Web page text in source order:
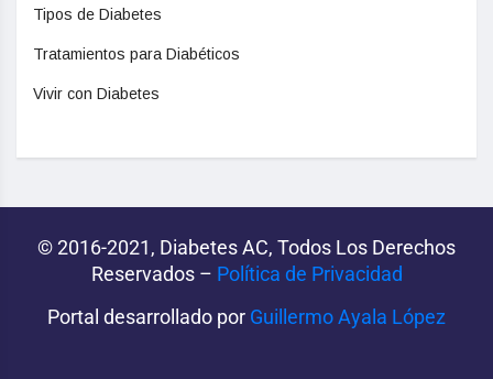
Tipos de Diabetes
Tratamientos para Diabéticos
Vivir con Diabetes
© 2016-2021, Diabetes AC, Todos Los Derechos
Reservados – Política de Privacidad‌­
Portal desarrollado por Guillermo Ayala López